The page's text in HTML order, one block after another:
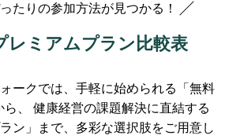
たりの参加方法が見つかる！
レミアムプラン比較表
ークでは、手軽に始められる「無料
、
健康経営の課題解決に直結する
ラン」まで、多彩な選択肢をご用意し